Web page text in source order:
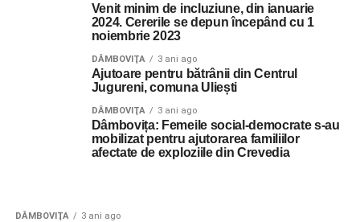
Venit minim de incluziune, din ianuarie
2024. Cererile se depun începând cu 1
noiembrie 2023
DÂMBOVIŢA 3 ani ago
Ajutoare pentru bătrânii din Centrul
Jugureni, comuna Uliești
DÂMBOVIŢA 3 ani ago
Dâmbovița: Femeile social-democrate s-au
mobilizat pentru ajutorarea familiilor
afectate de exploziile din Crevedia
DÂMBOVIŢA 3 ani ago